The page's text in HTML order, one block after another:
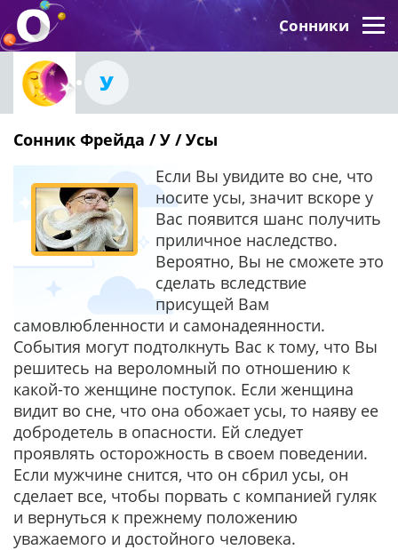
Сонники
У
Сонник Фрейда / У / Усы
Если Вы увидите во сне, что
носите усы, значит вскоре у
Вас появится шанс получить
приличное наследство.
Вероятно, Вы не сможете это
сделать вследствие
присущей Вам
самовлюбленности и самонадеянности.
События могут подтолкнуть Вас к тому, что Вы
решитесь на вероломный по отношению к
какой-то женщине поступок. Если женщина
видит во сне, что она обожает усы, то наяву ее
добродетель в опасности. Ей следует
проявлять осторожность в своем поведении.
Если мужчине снится, что он сбрил усы, он
сделает все, чтобы порвать с компанией гуляк
и вернуться к прежнему положению
уважаемого и достойного человека.